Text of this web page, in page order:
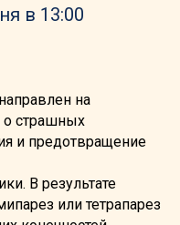
в 13:00
на
страшных
и предотвращение
В результате
или тетрапарез